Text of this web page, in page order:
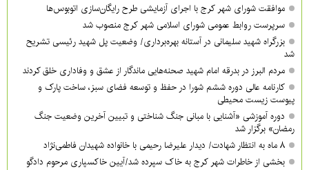
موافقت شورای شهر کرج با اجرای آزمایشی طرح رایگان‌سازی اتوبوس‌ها
سرپرست روابط عمومی شورای اسلامی شهر کرج منصوب شد
بزرگراه شهید سلیمانی در آستانه بهره‌برداری/ وضعیت پل شهید رئیسی تشریح
شد
مردم البرز در بدرقه امام شهید صحنه‌هایی ماندگار از عشق و وفاداری خلق کردند
کارنامه عالی دوره ششم شورا در حفظ و توسعه فضای سبز، ساخت پارک و
پیوست زیست محیطی
دوره آموزشی «آشنایی با مبانی جنگ شناختی و تبیین آخرین وضعیت جنگ
رمضان» برگزار شد
۸ ماه به انتظار شهادت/ دیدار علیرضا رحیمی با خانواده شهیدان فاطمی‌نژاد
بخشی از خاطرات شهر کرج به خاک سپرده شد/آیین خاکسپاری مرحوم دادگو